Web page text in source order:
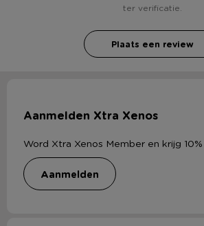
ter verificatie.
Plaats een review
Aanmelden Xtra Xenos
Word Xtra Xenos Member en krijg
aanmelden